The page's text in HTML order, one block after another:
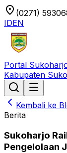
location_on (0271)
IDEN
Portal
Kabupaten
Kembali ke
Berita
Sukoharjo
Pengelolaan